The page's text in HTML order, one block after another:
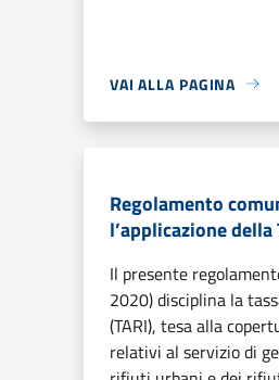
VAI ALLA PAGINA
Regolamento
l’applicazione della
Il presente
2020) disciplina la
(TARI), tesa alla
relativi al servizio di